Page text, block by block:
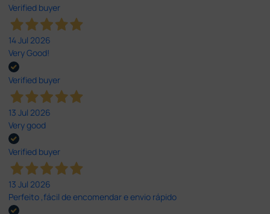
Verified buyer
14 Jul 2026
Very Good!
Verified buyer
13 Jul 2026
Very good
Verified buyer
13 Jul 2026
Perfeito ,fácil de encomendar e envio rápido